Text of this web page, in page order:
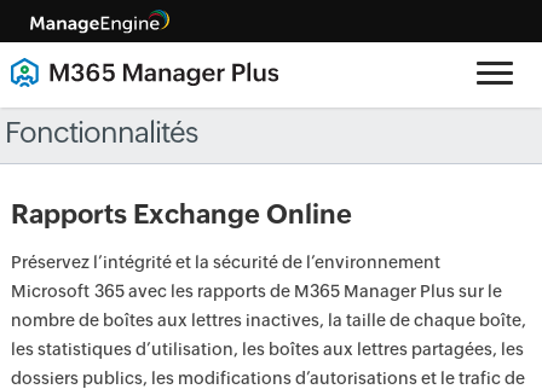
Fonctionnalités
Rapports Exchange Online
Préservez l’intégrité et la sécurité de l’environnement
Microsoft 365 avec les rapports de M365 Manager Plus sur le
nombre de boîtes aux lettres inactives, la taille de chaque boîte,
les statistiques d’utilisation, les boîtes aux lettres partagées, les
dossiers publics, les modifications d’autorisations et le trafic de